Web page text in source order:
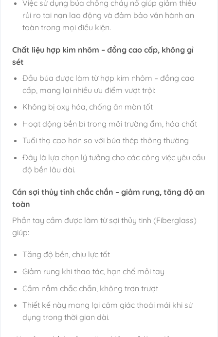
Việc sử dụng búa chống cháy nổ giúp giảm thiểu
rủi ro tai nạn lao động và đảm bảo vận hành an
toàn trong mọi điều kiện.
Chất liệu hợp kim nhôm – đồng cao cấp, không gỉ
sét
Đầu búa được làm từ hợp kim nhôm – đồng cao
cấp, mang lại nhiều ưu điểm vượt trội:
Không bị oxy hóa, chống ăn mòn tốt
Hoạt động bền bỉ trong môi trường ẩm, hóa chất
Tuổi thọ cao hơn so với búa thép thông thường
Đây là lựa chọn lý tưởng cho các công việc yêu cầu
độ bền lâu dài.
Cán sợi thủy tinh chắc chắn – giảm rung, tăng độ an
toàn
Phần tay cầm được làm từ sợi thủy tinh (Fiberglass)
giúp:
Tăng độ bền, chịu lực tốt
Giảm rung khi thao tác, hạn chế mỏi tay
Cầm nắm chắc chắn, không trơn trượt
Thiết kế này mang lại cảm giác thoải mái khi sử
dụng trong thời gian dài.